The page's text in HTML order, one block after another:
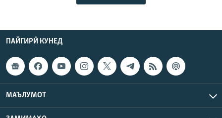
ПАЙГИРӢ КУНЕД
МАЪЛУМОТ